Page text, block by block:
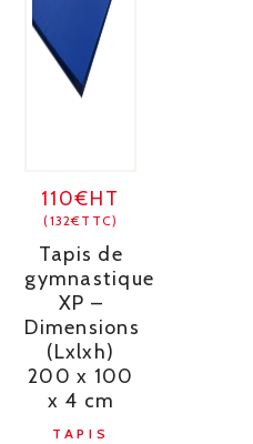
110€HT
(132€TTC)
Tapis de
gymnastique
XP –
Dimensions
(Lxlxh)
200 x 100
x 4 cm
TAPIS